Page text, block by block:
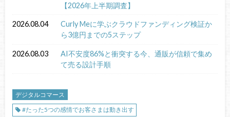
【2026年上半期調査】
2026.08.04
Curly Meに学ぶクラウドファンディング検証か
ら3億円までの5ステップ
2026.08.03
AI不安度86%と衝突する今、通販が信頼で集め
て売る設計手順
デジタルコマース
#たった5つの感情でお客さまは動き出す